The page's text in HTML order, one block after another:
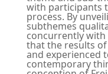
with participants
process. By
subthemes
concurrently with
that the results
and experienced
contemporary